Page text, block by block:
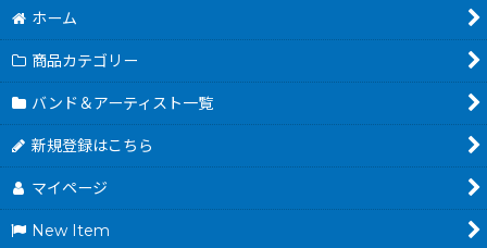
ホーム
商品カテゴリー
バンド＆アーティスト一覧
新規登録はこちら
マイページ
New Item